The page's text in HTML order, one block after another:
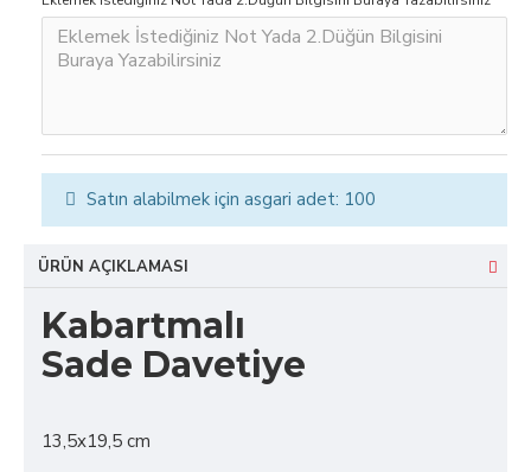
Satın alabilmek için asgari adet: 100
ÜRÜN AÇIKLAMASI
Kabartmalı
Sade Davetiye
13,5x19,5 cm